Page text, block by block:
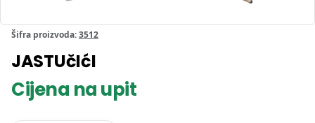
Šifra proizvoda:3512
JASTUčIćI
Cijena na upit